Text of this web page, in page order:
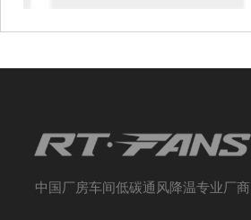
中国厂房车间低碳通风降温专业厂商